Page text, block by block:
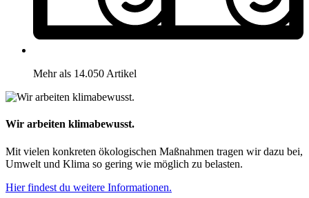
Mehr als 14.050 Artikel
Wir arbeiten klimabewusst.
Mit vielen konkreten ökologischen Maßnahmen tragen wir dazu bei,
Umwelt und Klima so gering wie möglich zu belasten.
Hier findest du weitere Informationen.